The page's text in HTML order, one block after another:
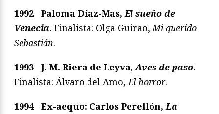
1992 Paloma Díaz-Mas, El sueño de
Venecia. Finalista: Olga Guirao, Mi querido
Sebastián.
1993 J. M. Riera de Leyva,Aves de paso.
Finalista: Álvaro del Amo, El horror.
1994 Ex-aequo: Carlos Perellón, La